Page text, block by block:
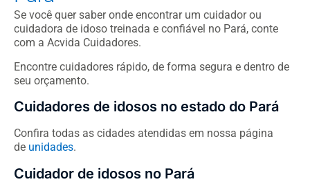
Se você quer saber onde encontrar um cuidador ou
cuidadora de idoso treinada e confiável no Pará, conte
com a Acvida Cuidadores.
Encontre cuidadores rápido, de forma segura e dentro de
seu orçamento.
Cuidadores de idosos no estado do Pará
Confira todas as cidades atendidas em nossa página
de unidades.
Cuidador de idosos no Pará